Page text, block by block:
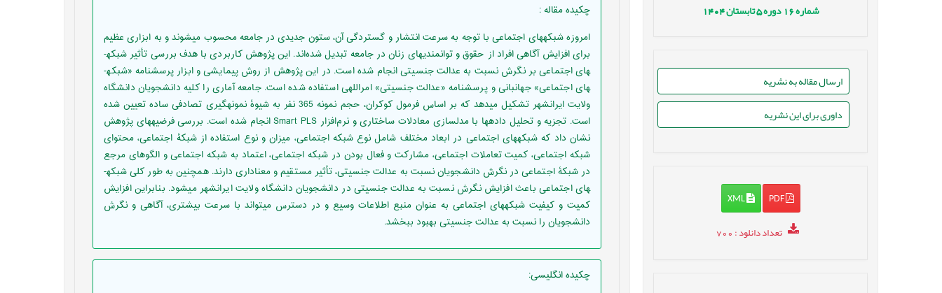
شماره16 دوره5 تابستان1404
ارسال مقاله به نشریه
داوری برای این نشریه
PDF
XML
تعداد دانلود: 700
چکیده مقاله:
امروزه شبکه­های اجتماعی با توجه به سرعت انتشار و گستردگی آن، ستون جدیدی در جامعه محسوب می­شوند و به ابزاری عظیم
برای افزایش آگاهی افراد از حقوق و توانمندی­های زنان در جامعه تبدیل شده‌اند. این پژوهش کاربردی با هدف بررسی تأثیر شبکه­
های اجتماعی بر نگرش نسبت به عدالت جنسیتی انجام شده است. در این پژوهش از روش پیمایشی و ابزار پرسشنامه «شبکه­
های اجتماعی» جهانبانی و پرسشنامه «عدالت جنسیتی» امراللهی استفاده شده است. جامعه آماری را کلیه دانشجویان دانشگاه
ولایت ایرانشهر تشکیل می­دهد که بر اساس فرمول کوکران، حجم نمونه 365 نفر به شیوۀ نمونه­گیری تصادفی ساده تعیین شده
است. تجزیه و تحلیل داده­ها با مدل­سازی معادلات ساختاری و نرم‌افزار Smart PLS انجام شده است. بررسی فرضیه­های پژوهش
نشان داد که شبکه­های اجتماعی در ابعاد مختلف شامل نوع شبکه اجتماعی، میزان و نوع استفاده از شبکۀ اجتماعی، محتوای
شبکه اجتماعی، کمیت تعاملات اجتماعی، مشارکت و فعال بودن در شبکه اجتماعی، اعتماد به شبکه اجتماعی و الگوهای مرجع
در شبکۀ اجتماعی در نگرش دانشجویان نسبت به عدالت جنسیتی، تأثیر مستقیم و معناداری دارند. همچنین به طور کلی شبکه­
های اجتماعی باعث افزایش نگرش نسبت به عدالت جنسیتی در دانشجویان دانشگاه ولایت ایرانشهر می­شود. بنابراین افزایش
کمیت و کیفیت شبکه­های اجتماعی به عنوان منبع اطلاعات وسیع و در دسترس می­تواند با سرعت بیشتری، آگاهی و نگرش
دانشجویان را نسبت به عدالت جنسیتی بهبود ببخشد.
چکیده انگلیسی: